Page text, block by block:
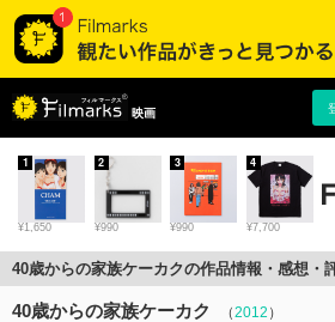
映画
¥1,650
1
¥990
2
¥990
3
¥7,700
4
40歳からの家族ケーカクの作品情報・感想・
40歳からの家族ケーカク （2012 ）